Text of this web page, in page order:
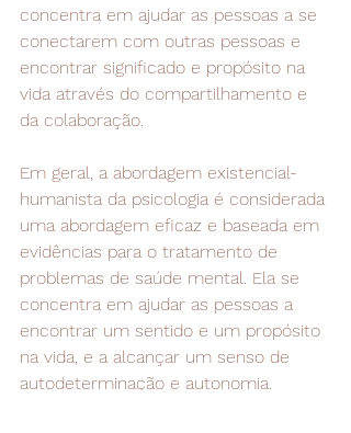
concentra em ajudar as pessoas a se
conectarem com outras pessoas e
encontrar significado e propósito na
vida através do compartilhamento e
da colaboração.
Em geral, a abordagem existencial-
humanista da psicologia é considerada
uma abordagem eficaz e baseada em
evidências para o tratamento de
problemas de saúde mental. Ela se
concentra em ajudar as pessoas a
encontrar um sentido e um propósito
na vida, e a alcançar um senso de
autodeterminação e autonomia.